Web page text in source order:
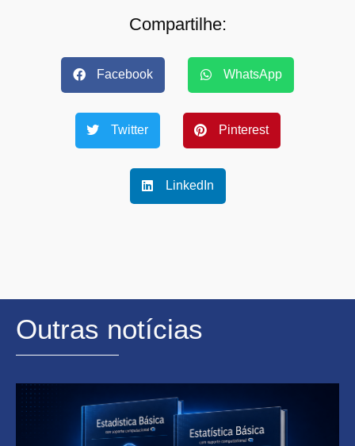
Compartilhe:
Facebook WhatsApp
Twitter Pinterest
LinkedIn
Outras notícias